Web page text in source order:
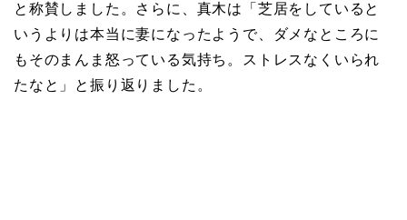
と称賛しました。さらに、真木は「芝居をしていると
いうよりは本当に妻になったようで、ダメなところに
もそのまんま怒っている気持ち。ストレスなくいられ
たなと」と振り返りました。